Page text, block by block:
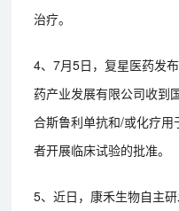
治疗。
4、7月5日，复星医药发
药产业发展有限公司收到
合斯鲁利单抗和/或化疗
者开展临床试验的批准。
5、近日，康禾生物自主